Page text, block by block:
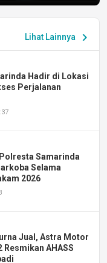
Lihat Lainnya chevron_right
Hadir di Lokasi
Perjalanan
Samarinda
Selama
2026
Jual, Astra Motor
AHASS